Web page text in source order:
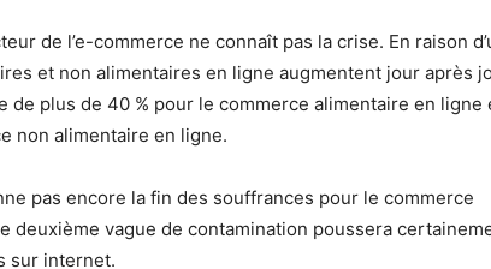
de l’e-commerce ne connaît pas la crise. En raison
et non alimentaires en ligne augmentent jour après
de plus de 40 % pour le commerce alimentaire en ligne
non alimentaire en ligne.
pas encore la fin des souffrances pour le commerce
deuxième vague de contamination poussera
sur internet.